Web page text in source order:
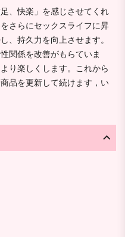
、快楽」を感じさせてくれ
さらにセックスライフに昇
、持久力を向上させます。
関係を改善がもらていま
り楽しくします。これから
品を更新して続けます，い